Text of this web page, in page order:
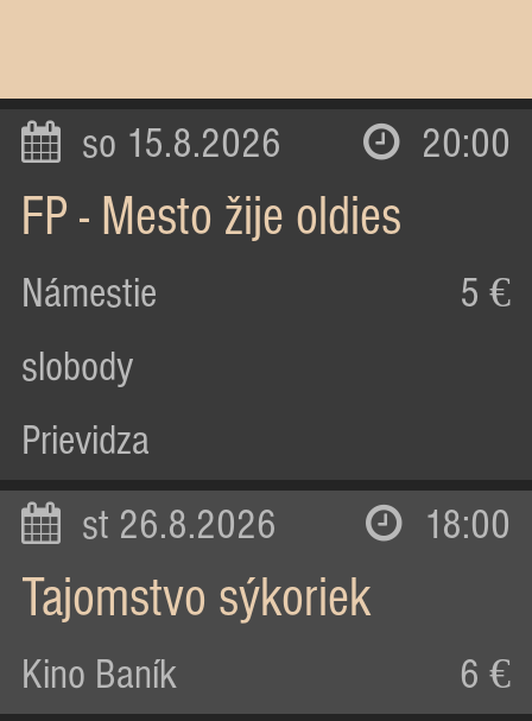
so 15.8.2026 20:00
FP - Mesto žije oldies
Námestie
slobody
Prievidza
5 €
st 26.8.2026 18:00
Tajomstvo sýkoriek
Kino Baník 6 €